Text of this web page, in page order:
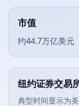
市值
约44.7万亿美元
纽约证券交易
典型时间显示为